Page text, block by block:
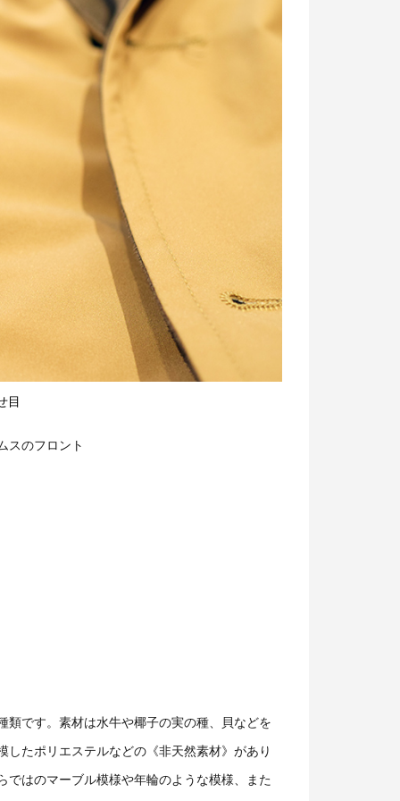
目
スのフロント
です。素材は水牛や椰子の実の種、貝などを
たポリエステルなどの《非天然素材》があり
はのマーブル模様や年輪のような模様、また